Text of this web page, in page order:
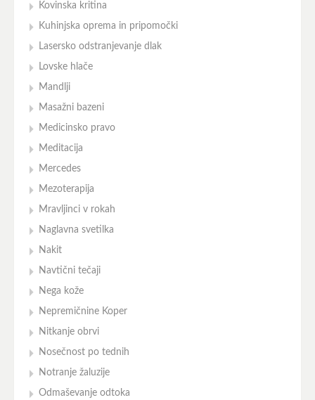
Kovinska kritina
Kuhinjska oprema in pripomočki
Lasersko odstranjevanje dlak
Lovske hlače
Mandlji
Masažni bazeni
Medicinsko pravo
Meditacija
Mercedes
Mezoterapija
Mravljinci v rokah
Naglavna svetilka
Nakit
Navtični tečaji
Nega kože
Nepremičnine Koper
Nitkanje obrvi
Nosečnost po tednih
Notranje žaluzije
Odmaševanje odtoka